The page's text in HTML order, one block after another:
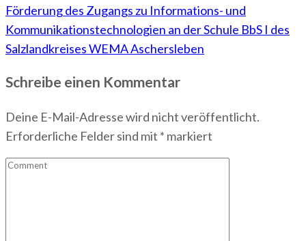
Förderung des Zugangs zu Informations- und
Kommunikationstechnologien an der Schule BbS I des
Salzlandkreises WEMA Aschersleben
Schreibe einen Kommentar
Deine E-Mail-Adresse wird nicht veröffentlicht.
Erforderliche Felder sind mit * markiert
Comment